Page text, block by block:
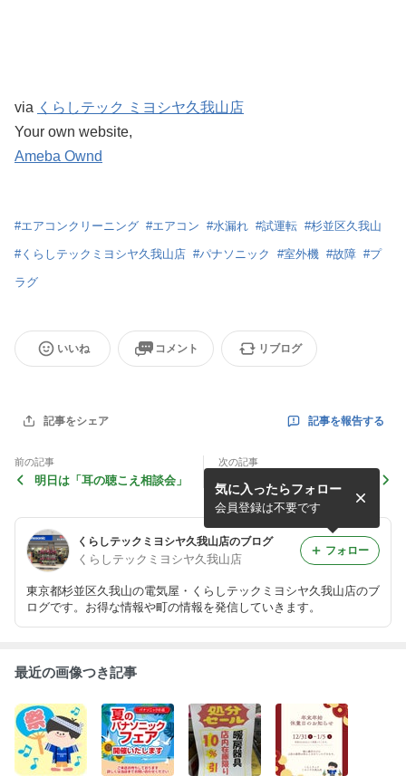
via くらしテック ミヨシヤ久我山店
Your own website,
Ameba Ownd
#エアコンクリーニング #エアコン #水漏れ #試運転 #杉並区久我山
#くらしテックミヨシヤ久我山店 #パナソニック #室外機 #故障 #プ
ラグ
いいね コメント リブログ
記事をシェア 記事を報告する
前の記事
明日は「耳の聴こえ相談会」
次の記事
5月12日（月）美容体験＆聴
こえの相談会
くらしテックミヨシヤ久我山店のブログ
くらしテックミヨシヤ久我山店
東京都杉並区久我山の電気屋・くらしテックミヨシヤ久我山店のブ
ログです。お得な情報や町の情報を発信していきます。
気に入ったらフォロー
会員登録は不要です
フォロー
最近の画像つき記事